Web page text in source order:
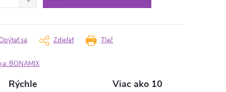
Tlač
sa Zdieľať
BONAMIX
Rýchle
Viac ako 10